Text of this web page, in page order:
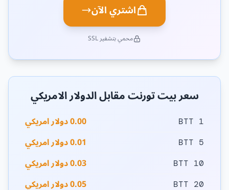
اشتري الآن
محمي بتشفير SSL
سعر بيت تورنت مقابل الدولار الامريكي
1 BTT 0.00 دولار امريكي
5 BTT 0.01 دولار امريكي
10 BTT 0.03 دولار امريكي
20 BTT 0.05 دولار امريكي